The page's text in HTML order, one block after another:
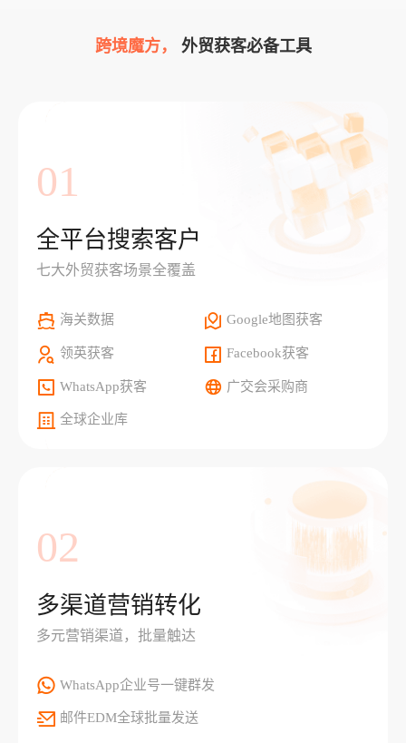
跨境魔方， 外贸获客必备工具
01
全平台搜索客户
七大外贸获客场景全覆盖
海关数据 Google地图获客
领英获客 Facebook获客
WhatsApp获客 广交会采购商
全球企业库
02
多渠道营销转化
多元营销渠道，批量触达
WhatsApp企业号一键群发
邮件EDM全球批量发送